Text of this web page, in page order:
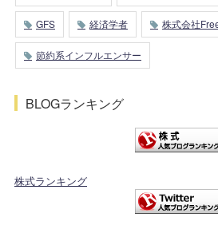
GFS 経済学者 株式会社
節約系インフルエンサー
BLOGランキング
株式ランキング